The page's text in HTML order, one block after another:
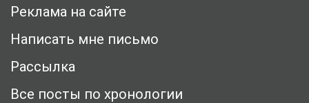
Реклама на сайте
Написать мне письмо
Рассылка
Все посты по хронологии